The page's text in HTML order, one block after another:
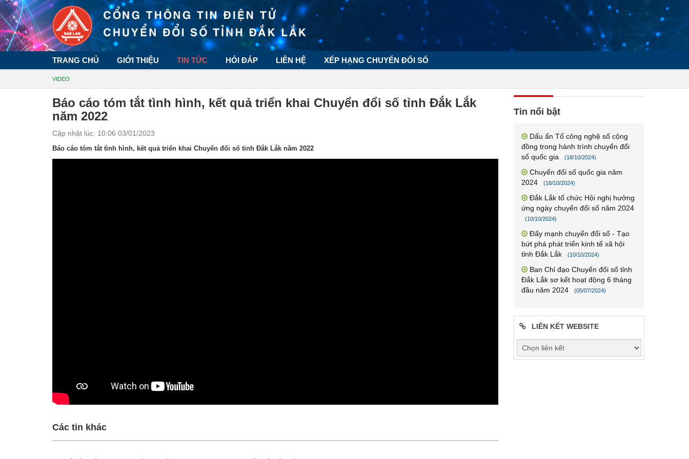
TRANG CHỦ GIỚI THIỆU TIN TỨC HỎI ĐÁP LIÊN HỆ XẾP HẠNG CHUYỂN ĐỔI SỐ
VIDEO
Báo cáo tóm tắt tình hình, kết quả triển khai Chuyển đổi số tỉnh Đắk Lắk
năm 2022
Cập nhật lúc: 10:06 03/01/2023
Báo cáo tóm tắt tình hình, kết quả triển khai Chuyển đổi số tỉnh Đắk Lắk năm 2022
Các tin khác
Tin nổi bật
Dấu ấn Tổ công nghệ số cộng
đồng trong hành trình chuyển đổi
số quốc gia
(18/10/2024)
Chuyển đổi số quốc gia năm
2024
(18/10/2024)
Đắk Lắk tổ chức Hội nghị hưởng
ứng ngày chuyển đổi số năm 2024
(10/10/2024)
Đẩy mạnh chuyển đổi số - Tạo
bứt phá phát triển kinh tế xã hội
tỉnh Đắk Lắk
(10/10/2024)
Ban Chỉ đạo Chuyển đổi số tỉnh
Đắk Lắk sơ kết hoạt động 6 tháng
đầu năm 2024
(05/07/2024)
LIÊN KẾT WEBSITE